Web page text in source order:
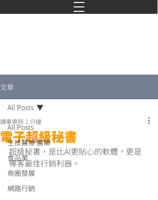
文章
All Posts
生技醫療 醫藥
食品業
商圈發展
網路行銷
All Posts
電子超級秘書
讀畢需時 1 分鐘
超級秘書，是比AI更貼心的軟體，更是
導客最佳行銷利器。